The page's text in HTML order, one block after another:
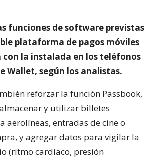
funciones de software previstas
plataforma de pagos móviles
con la instalada en los teléfonos
Wallet, según los analistas.
reforzar la función Passbook,
y utilizar billetes
aerolíneas, entradas de cine o
y agregar datos para vigilar la
(ritmo cardíaco, presión